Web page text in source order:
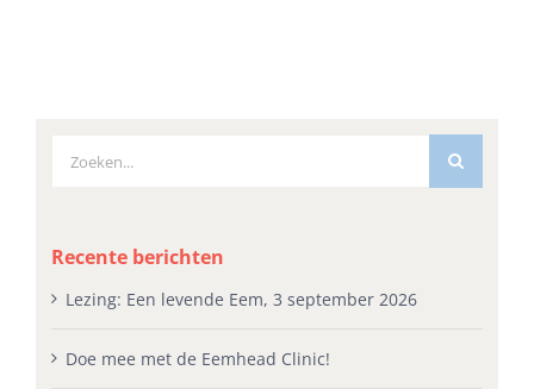
Zoeken
Recente berichten
Lezing: Een levende Eem, 3 september 2026
Doe mee met de Eemhead Clinic!